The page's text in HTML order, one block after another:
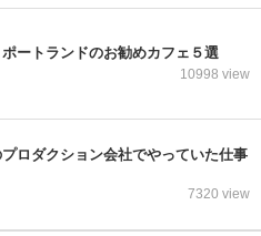
ートランドのお勧めカフェ５選
10998 view
ロダクション会社でやっていた仕事
7320 view